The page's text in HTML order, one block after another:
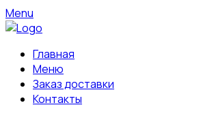
Menu
Главная
Меню
Заказ доставки
Контакты